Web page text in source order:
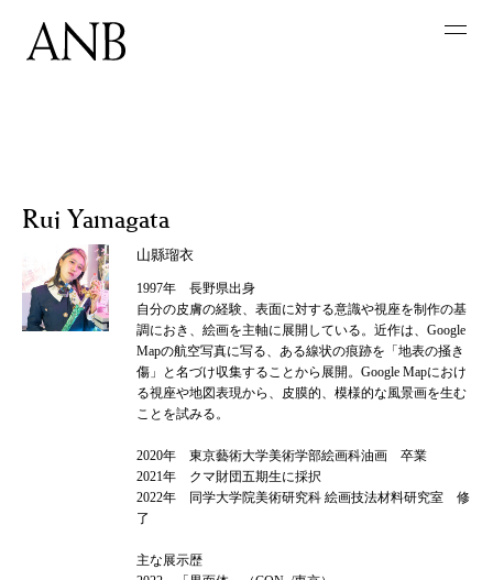
Rui Yamagata
山縣瑠衣
1997年 長野県出身
自分の皮膚の経験、表面に対する意識や視座を制作の基
調におき、絵画を主軸に展開している。近作は、Google
Mapの航空写真に写る、ある線状の痕跡を「地表の掻き
傷」と名づけ収集することから展開。Google Mapにおけ
る視座や地図表現から、皮膜的、模様的な風景画を生む
ことを試みる。
2020年 東京藝術大学美術学部絵画科油画 卒業
2021年 クマ財団五期生に採択
2022年 同学大学院美術研究科 絵画技法材料研究室 修
了
主な展示歴